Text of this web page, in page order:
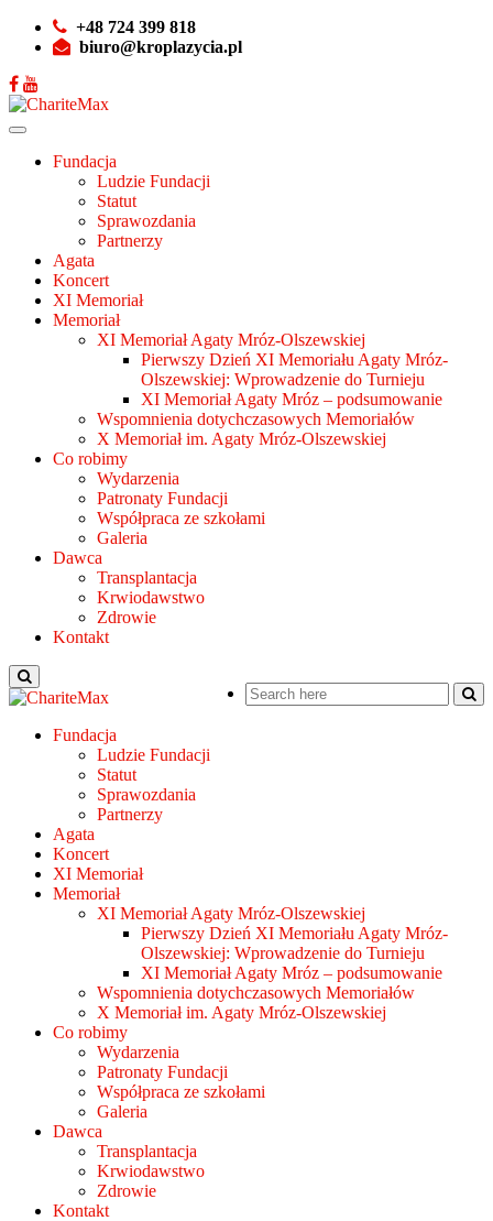
+48 724 399 818
biuro@kroplazycia.pl
Fundacja
Ludzie Fundacji
Statut
Sprawozdania
Partnerzy
Agata
Koncert
XI Memoriał
Memoriał
XI Memoriał Agaty Mróz-Olszewskiej
Pierwszy Dzień XI Memoriału Agaty Mróz-
Olszewskiej: Wprowadzenie do Turnieju
XI Memoriał Agaty Mróz – podsumowanie
Wspomnienia dotychczasowych Memoriałów
X Memoriał im. Agaty Mróz-Olszewskiej
Co robimy
Wydarzenia
Patronaty Fundacji
Współpraca ze szkołami
Galeria
Dawca
Transplantacja
Krwiodawstwo
Zdrowie
Kontakt
Fundacja
Ludzie Fundacji
Statut
Sprawozdania
Partnerzy
Agata
Koncert
XI Memoriał
Memoriał
XI Memoriał Agaty Mróz-Olszewskiej
Pierwszy Dzień XI Memoriału Agaty Mróz-
Olszewskiej: Wprowadzenie do Turnieju
XI Memoriał Agaty Mróz – podsumowanie
Wspomnienia dotychczasowych Memoriałów
X Memoriał im. Agaty Mróz-Olszewskiej
Co robimy
Wydarzenia
Patronaty Fundacji
Współpraca ze szkołami
Galeria
Dawca
Transplantacja
Krwiodawstwo
Zdrowie
Kontakt